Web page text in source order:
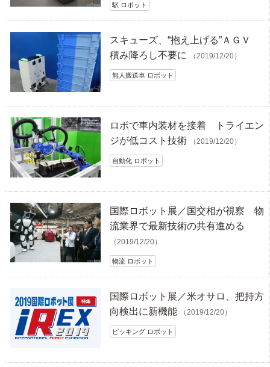
駅 ロボット
スキューズ、“抱え上げる”ＡＧＶ
積み降ろし不要に
（2019/12/20）
無人搬送車 ロボット
ロボで車内装材を接着 トライエン
ジが低コスト技術
（2019/12/20）
自動化 ロボット
国際ロボット展／国交相が視察 物
流業界で最新技術の共有進める
（2019/12/20）
物流 ロボット
国際ロボット展／米オサロ、把持方
向検出に新機能
（2019/12/20）
ピッキング ロボット